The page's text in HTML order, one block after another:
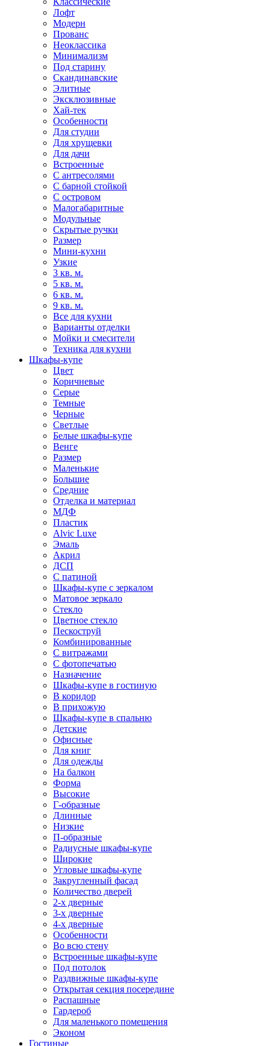
Лофт
Модерн
Прованс
Неоклассика
Минимализм
Под старину
Скандинавские
Элитные
Эксклюзивные
Хай-тек
Особенности
Для студии
Для хрущевки
Для дачи
Встроенные
С антресолями
С барной стойкой
С островом
Малогабаритные
Модульные
Скрытые ручки
Размер
Мини-кухни
Узкие
3 кв. м.
5 кв. м.
6 кв. м.
9 кв. м.
Все для кухни
Варианты отделки
Мойки и смесители
Техника для кухни
Шкафы-купе
Цвет
Коричневые
Серые
Темные
Черные
Светлые
Белые шкафы-купе
Венге
Размер
Маленькие
Большие
Средние
Отделка и материал
МДФ
Пластик
Alvic Luxe
Эмаль
Акрил
ДСП
С патиной
Шкафы-купе с зеркалом
Матовое зеркало
Стекло
Цветное стекло
Пескоструй
Комбинированные
С витражами
С фотопечатью
Назначение
Шкафы-купе в гостиную
В коридор
В прихожую
Шкафы-купе в спальню
Детские
Офисные
Для книг
Для одежды
На балкон
Форма
Высокие
Г-образные
Длинные
Низкие
П-образные
Радиусные шкафы-купе
Широкие
Угловые шкафы-купе
Закругленный фасад
Количество дверей
2-х дверные
3-х дверные
4-х дверные
Особенности
Во всю стену
Встроенные шкафы-купе
Под потолок
Раздвижные шкафы-купе
Открытая секция посередине
Распашные
Гардероб
Для маленького помещения
Эконом
Гостиные